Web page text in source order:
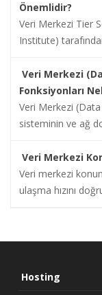
Sunucu
Hizmetleri
Hizmetler
Kurumsal
Önemlidir?
Veri Merkezi Tier
Institute)
Veri Merkezi
Fonksiyonları
Veri Merkezi
sisteminin ve ağ
Veri Merkezi
Veri merkezi
ulaşma hızını
Hosting